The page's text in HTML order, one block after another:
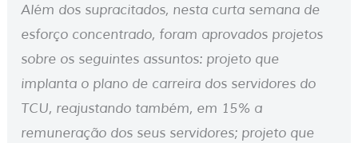
Além dos supracitados, nesta curta semana de
esforço concentrado, foram aprovados projetos
sobre os seguintes assuntos: projeto que
implanta o plano de carreira dos servidores do
TCU, reajustando também, em 15% a
remuneração dos seus servidores; projeto que